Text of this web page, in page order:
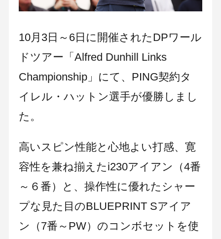
10月3日～6日に開催されたDPワール
ドツアー「Alfred Dunhill Links
Championship」にて、PING契約タ
イレル・ハットン選手が優勝しまし
た。
高いスピン性能と心地よい打感、寛
容性を兼ね揃えたi230アイアン（4番
～６番）と、操作性に優れたシャー
プな見た目のBLUEPRINT Sアイア
ン（7番～PW）のコンボセットを使